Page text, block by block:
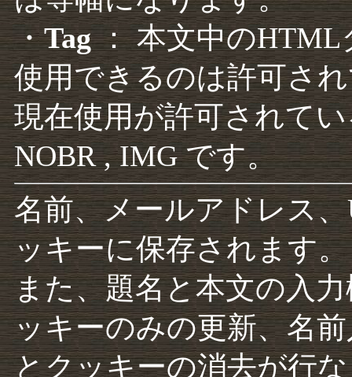
・Tag： 本文中のHTML
使用できるのは許可さ
現在使用が許可されて
NOBR , IMG です。
名前、メールアドレス
ッキーに保存されます。
また、題名と本文の入
ッキーのみの更新、名
とクッキーの消去が行